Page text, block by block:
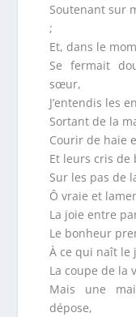
Soutenant sur
;
Et, dans le
Se fermait
sœur,
J’entendis les
Sortant de la
Courir de haie
Et leurs cris
Sur les pas de
Ô vraie et
La joie entre
Le bonheur
À ce qui naît le
La coupe de la
Mais une
dépose,